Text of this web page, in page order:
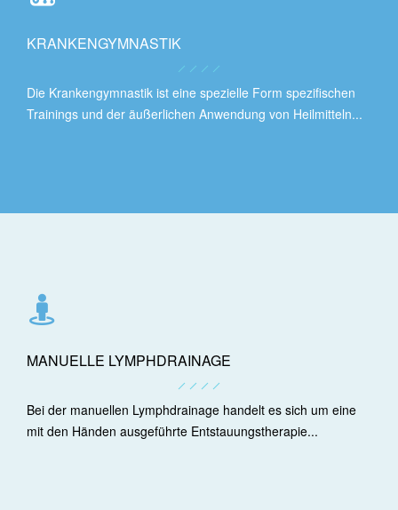
KRANKENGYMNASTIK
Die Krankengymnastik ist eine spezielle Form spezifischen
Trainings und der äußerlichen Anwendung von Heilmitteln...
MANUELLE LYMPHDRAINAGE
Bei der manuellen Lymphdrainage handelt es sich um eine
mit den Händen ausgeführte Entstauungstherapie...